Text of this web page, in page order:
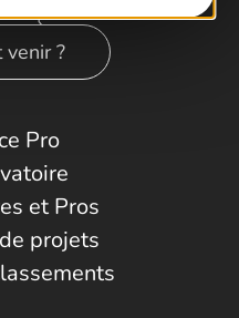
venir ?
Pro
et Pros
projets